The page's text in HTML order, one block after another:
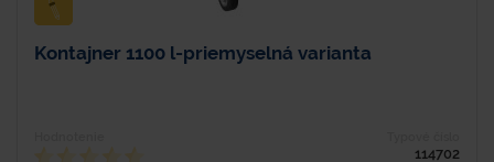
Kontajner 1100 l-priemyselná varianta
114702